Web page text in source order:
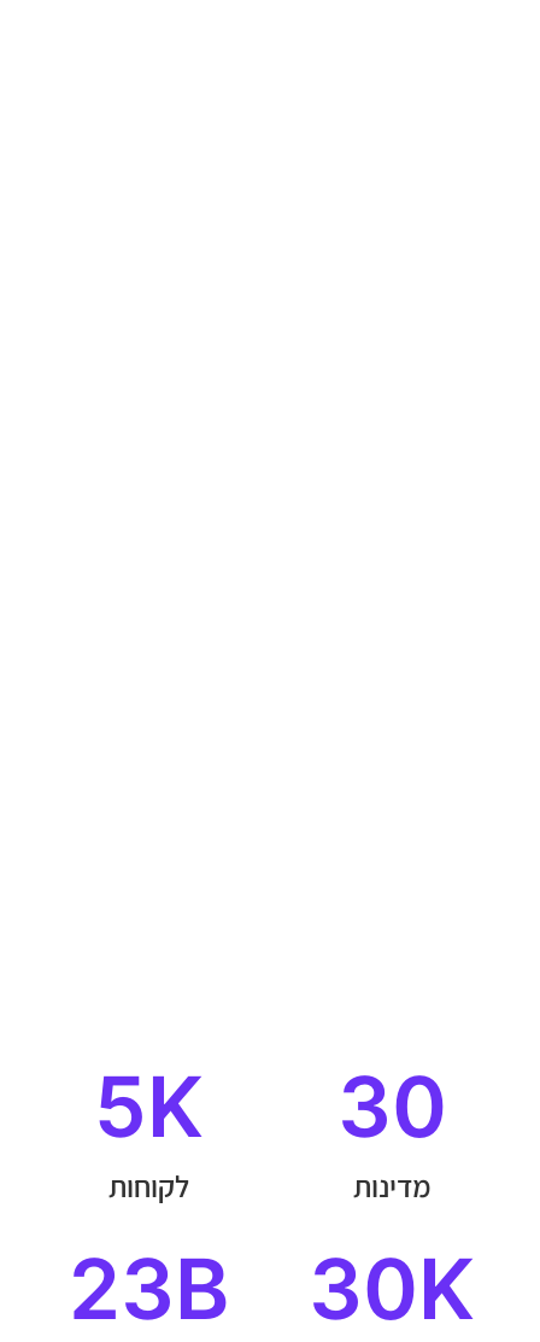
מדינות
30
לקוחות
K
5
K
30
B
23